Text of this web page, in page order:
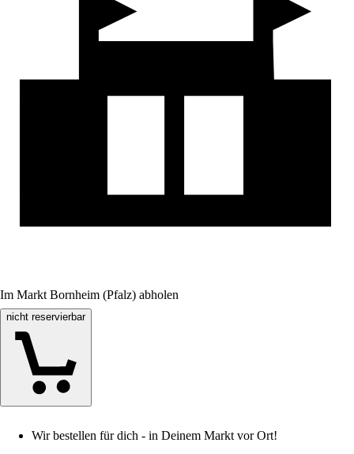
Im Markt Bornheim (Pfalz) abholen
nicht reservierbar
Wir bestellen für dich - in Deinem Markt vor Ort!